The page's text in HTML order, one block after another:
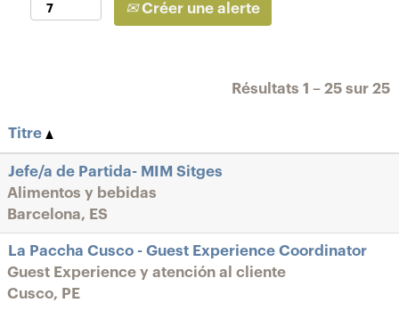
Créer une alerte
Résultats 1 – 25 sur 25
Titre
Jefe/a de Partida- MIM Sitges
Alimentos y bebidas
Barcelona, ES
La Paccha Cusco - Guest Experience Coordinator
Guest Experience y atención al cliente
Cusco, PE